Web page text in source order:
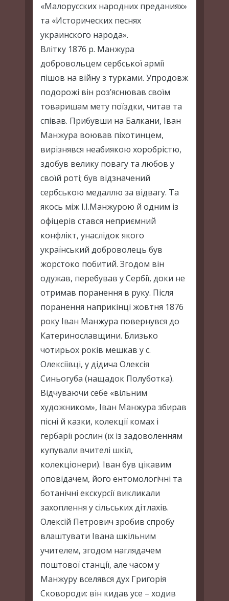
«Малорусских народних преданиях»
та «Исторических песнях
украинского народа».
Влітку 1876 р. Манжура
добровольцем сербської армії
пішов на війну з турками. Упродовж
подорожі він роз’яснював своїм
товаришам мету поїздки, читав та
співав. Прибувши на Балкани, Іван
Манжура воював піхотинцем,
вирізнявся неабиякою хоробрістю,
здобув велику повагу та любов у
своїй роті; був відзначений
сербською медаллю за відвагу. Та
якось між І.І.Манжурою й одним із
офіцерів стався неприємний
конфлікт, унаслідок якого
український доброволець був
жорстоко побитий. Згодом він
одужав, перебував у Сербії, доки не
отримав поранення в руку. Після
поранення наприкінці жовтня 1876
року Іван Манжура повернувся до
Катеринославщини. Близько
чотирьох років мешкав у с.
Олексіївці, у дідича Олексія
Синьогуба (нащадок Полуботка).
Відчуваючи себе «вільним
художником», Іван Манжура збирав
пісні й казки, колекції комах і
гербарії рослин (їх із задоволенням
купували вчителі шкіл,
колекціонери). Іван був цікавим
оповідачем, його ентомологічні та
ботанічні екскурсії викликали
захоплення у сільських дітлахів.
Олексій Петрович зробив спробу
влаштувати Івана шкільним
учителем, згодом наглядачем
поштової станції, але часом у
Манжуру вселявся дух Григорія
Сковороди: він кидав усе – ходив